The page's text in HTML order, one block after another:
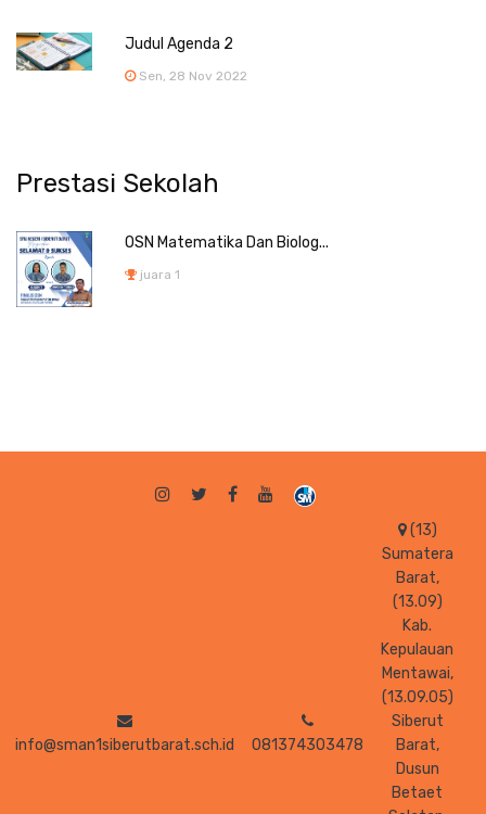
Judul Agenda 2
Sen, 28 Nov 2022
Prestasi Sekolah
OSN Matematika Dan Biolog...
juara 1
info@sman1siberutbarat.sch.id 081374303478
(13)
Sumatera
Barat,
(13.09)
Kab.
Kepulauan
Mentawai,
(13.09.05)
Siberut
Barat,
Dusun
Betaet